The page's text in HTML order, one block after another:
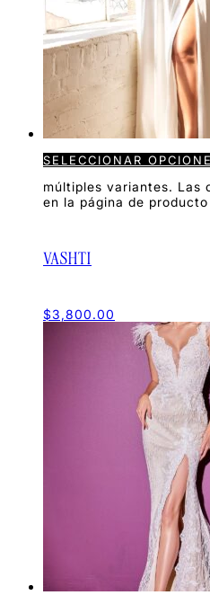
SELECCIONAR
múltiples variantes. Las
en la página de producto
VASHTI
$3,800.00